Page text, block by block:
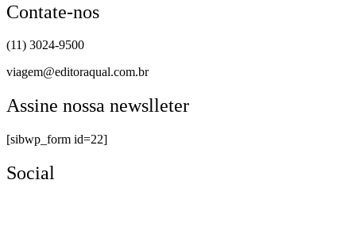
Contate-nos
(11) 3024-9500
viagem@editoraqual.com.br
Assine nossa newslleter
[sibwp_form id=22]
Social